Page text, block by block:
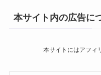
本サイト内の広告に
本サイトにはアフィ